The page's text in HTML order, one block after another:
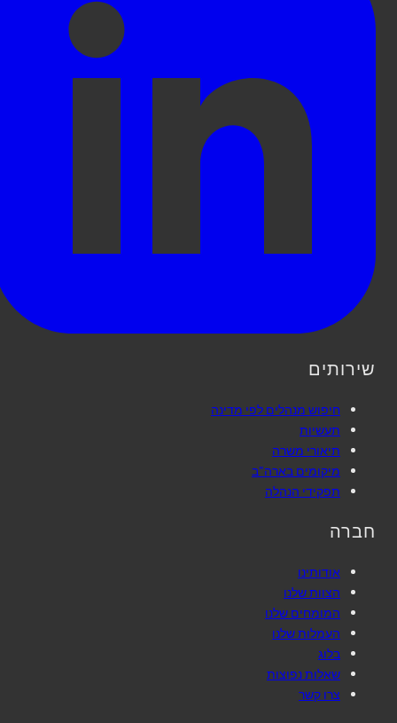
שירותים
חיפוש מנהלים לפי מדינה
תעשיות
תיאורי משרה
מיקומים בארה"ב
תפקידי הנהלה
חברה
אודותינו
הצוות שלנו
המומחים שלנו
העמלות שלנו
בלוג
שאלות נפוצות
צרו קשר